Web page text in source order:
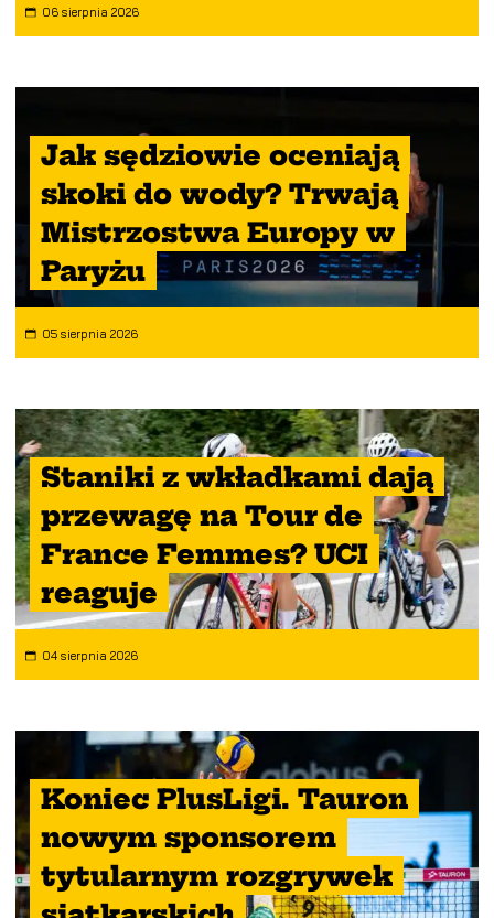
06 sierpnia 2026
Jak sędziowie oceniają
skoki do wody? Trwają
Mistrzostwa Europy w
Paryżu
05 sierpnia 2026
Staniki z wkładkami dają
przewagę na Tour de
France Femmes? UCI
reaguje
04 sierpnia 2026
Koniec PlusLigi. Tauron
nowym sponsorem
tytularnym rozgrywek